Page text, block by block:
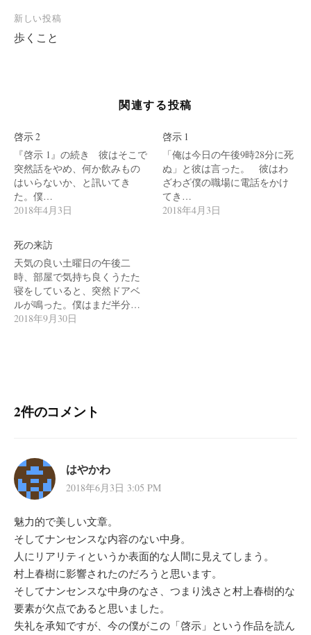
ナ
ビ
ン
新しい投稿
歩くこと
関連する投稿
啓示 2
『啓示 1』の続き 彼はそこで
突然話をやめ、何か飲みもの
はいらないか、と訊いてき
た。僕…
2018年4月3日
啓示 1
「俺は今日の午後9時28分に死
ぬ」と彼は言った。 彼はわ
ざわざ僕の職場に電話をかけ
てき…
2018年4月3日
死の来訪
天気の良い土曜日の午後二
時、部屋で気持ち良くうたた
寝をしていると、突然ドアベ
ルが鳴った。僕はまだ半分…
2018年9月30日
2件のコメント
はやかわ
2018年6月3日 3:05 PM
魅力的で美しい文章。
そしてナンセンスな内容のない中身。
人にリアリティというか表面的な人間に見えてしまう。
村上春樹に影響されたのだろうと思います。
そしてナンセンスな中身のなさ、つまり浅さと村上春樹的な
要素が欠点であると思いました。
失礼を承知ですが、今の僕がこの「啓示」という作品を読ん